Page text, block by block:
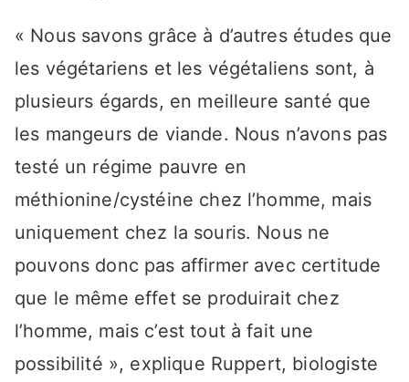
« Nous savons grâce à d’autres études que
les végétariens et les végétaliens sont, à
plusieurs égards, en meilleure santé que
les mangeurs de viande. Nous n’avons pas
testé un régime pauvre en
méthionine/cystéine chez l’homme, mais
uniquement chez la souris. Nous ne
pouvons donc pas affirmer avec certitude
que le même effet se produirait chez
l’homme, mais c’est tout à fait une
possibilité », explique Ruppert, biologiste